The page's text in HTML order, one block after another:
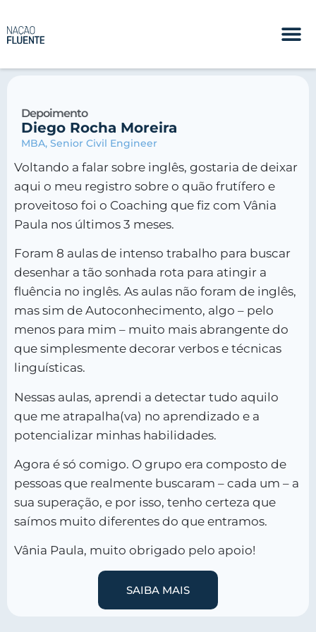
Depoimento
Diego Rocha Moreira
MBA, Senior Civil Engineer
Voltando a falar sobre inglês, gostaria de deixar
aqui o meu registro sobre o quão frutífero e
proveitoso foi o Coaching que fiz com Vânia
Paula nos últimos 3 meses.
Foram 8 aulas de intenso trabalho para buscar
desenhar a tão sonhada rota para atingir a
fluência no inglês. As aulas não foram de inglês,
mas sim de Autoconhecimento, algo – pelo
menos para mim – muito mais abrangente do
que simplesmente decorar verbos e técnicas
linguísticas.
Nessas aulas, aprendi a detectar tudo aquilo
que me atrapalha(va) no aprendizado e a
potencializar minhas habilidades.
Agora é só comigo. O grupo era composto de
pessoas que realmente buscaram – cada um – a
sua superação, e por isso, tenho certeza que
saímos muito diferentes do que entramos.
Vânia Paula, muito obrigado pelo apoio!
SAIBA MAIS